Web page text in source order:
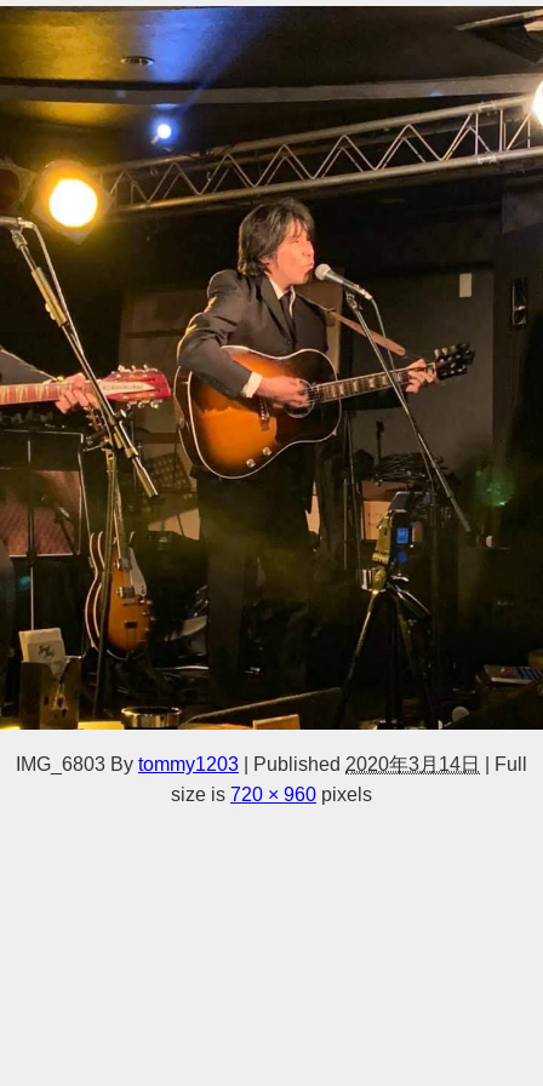
IMG_6803 By tommy1203 Published 2020年3月14日
Full
size is 720 × 960 pixels